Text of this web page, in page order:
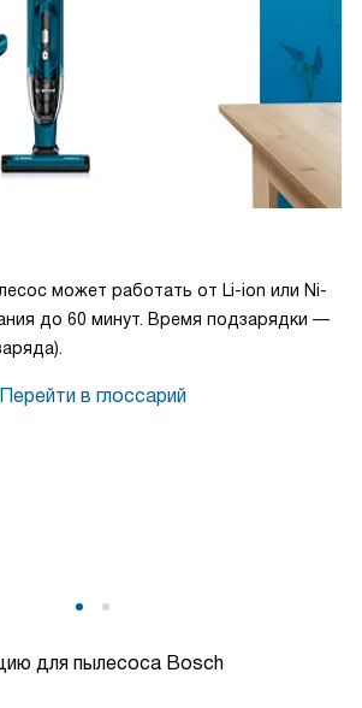
для пылесоса Bosch
может работать от Li-ion или Ni-
до 60 минут. Время подзарядки —
Перейти в глоссарий